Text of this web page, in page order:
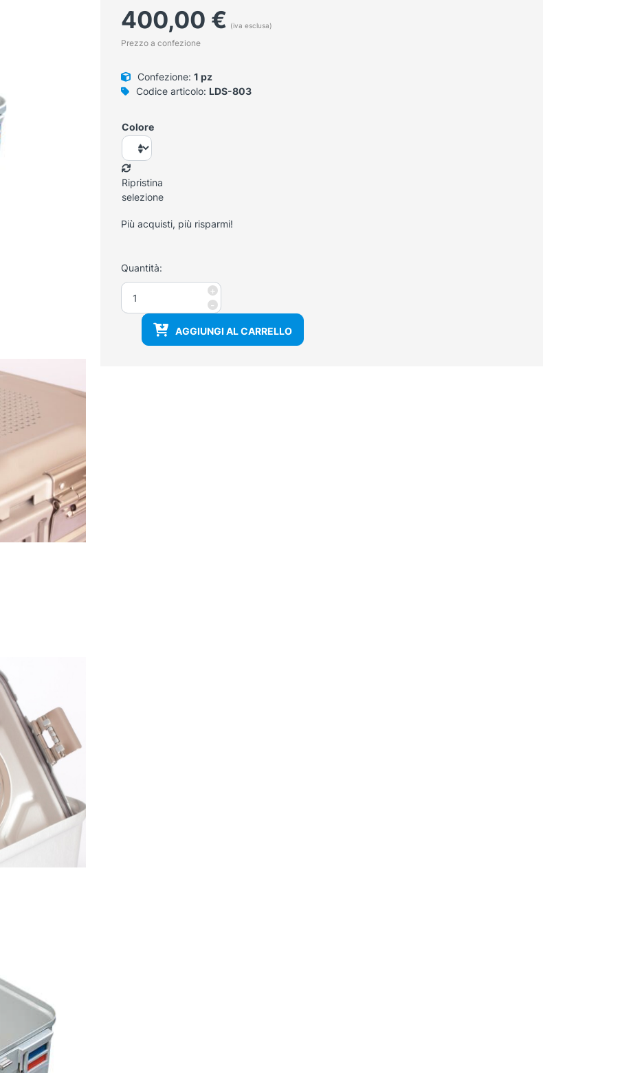
400,00 € (iva esclusa)
Prezzo a confezione
Confezione: 1 pz
Codice articolo: LDS-803
Colore
Ripristina
selezione
Più acquisti, più risparmi!
Quantità:
-
Container
30x30x13,5
alluminio
+
AGGIUNGI AL CARRELLO